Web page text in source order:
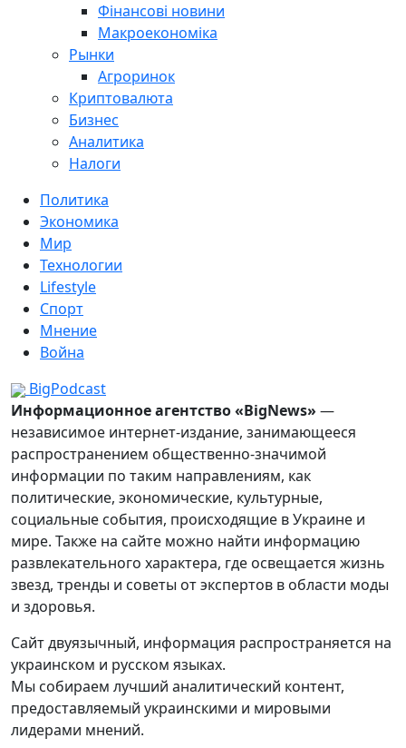
Фінансові новини
Макроекономіка
Рынки
Агроринок
Криптовалюта
Бизнес
Аналитика
Налоги
Политика
Экономика
Мир
Технологии
Lifestyle
Спорт
Мнение
Война
BigPodcast
Информационное агентство «BigNews» —
независимое интернет-издание, занимающееся
распространением общественно-значимой
информации по таким направлениям, как
политические, экономические, культурные,
социальные события, происходящие в Украине и
мире. Также на сайте можно найти информацию
развлекательного характера, где освещается жизнь
звезд, тренды и советы от экспертов в области моды
и здоровья.
Сайт двуязычный, информация распространяется на
украинском и русском языках.
Мы собираем лучший аналитический контент,
предоставляемый украинскими и мировыми
лидерами мнений.